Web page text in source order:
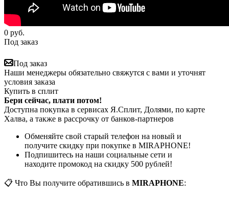
0 руб.
Под заказ
Под заказ
Наши менеджеры обязательно свяжутся с вами и уточнят
условия заказа
Купить в сплит
Бери сейчас, плати потом!
Доступна покупка в сервисах Я.Сплит, Долями, по карте
Халва, а также в рассрочку от банков-партнеров
Обменяйте свой старый телефон на новый и
получите скидку при покупке в MIRAPHONE!
Подпишитесь на наши социальные сети и
находите промокод на скидку 500 рублей!
📋 Что Вы получите обратившись в MIRAPHONE: